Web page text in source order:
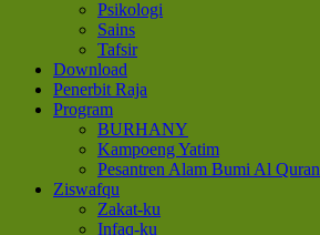
Psikologi
Sains
Tafsir
Download
Penerbit Raja
Program
BURHANY
Kampoeng Yatim
Pesantren Alam Bumi Al Quran
Ziswafqu
Zakat-ku
Infaq-ku